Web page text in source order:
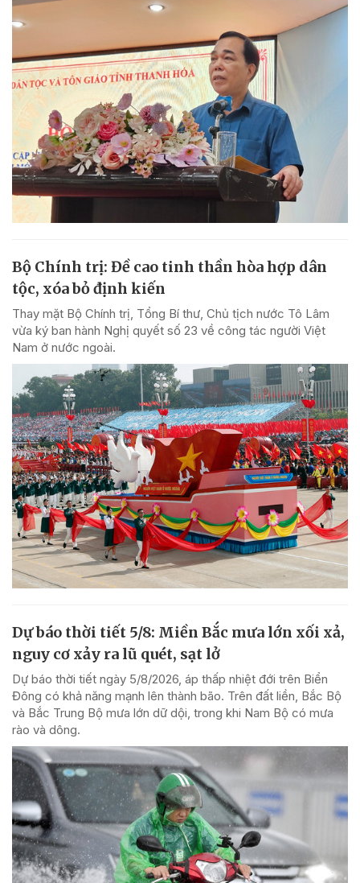
Bộ Chính trị: Đề cao tinh thần hòa hợp dân
tộc, xóa bỏ định kiến
Thay mặt Bộ Chính trị, Tổng Bí thư, Chủ tịch nước Tô Lâm
vừa ký ban hành Nghị quyết số 23 về công tác người Việt
Nam ở nước ngoài.
Dự báo thời tiết 5/8: Miền Bắc mưa lớn xối xả,
nguy cơ xảy ra lũ quét, sạt lở
Dự báo thời tiết ngày 5/8/2026, áp thấp nhiệt đới trên Biển
Đông có khả năng mạnh lên thành bão. Trên đất liền, Bắc Bộ
và Bắc Trung Bộ mưa lớn dữ dội, trong khi Nam Bộ có mưa
rào và dông.